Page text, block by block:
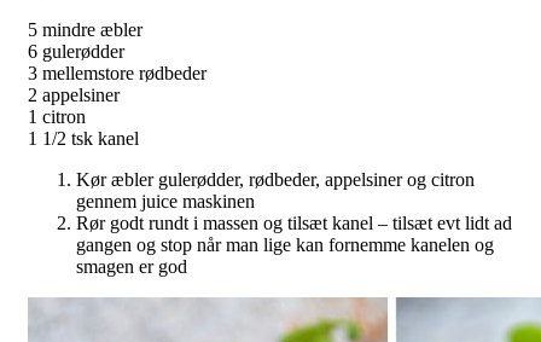
5 mindre æbler
6 gulerødder
3 mellemstore rødbeder
2 appelsiner
1 citron
1 1/2 tsk kanel
Kør æbler gulerødder, rødbeder, appelsiner og citron
gennem juice maskinen
Rør godt rundt i massen og tilsæt kanel – tilsæt evt lidt ad
gangen og stop når man lige kan fornemme kanelen og
smagen er god